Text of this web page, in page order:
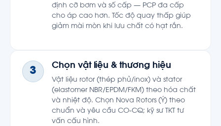
định cỡ bơm và số cấp — PCP đa cấp
cho áp cao hơn. Tốc độ quay thấp giúp
giảm mài mòn khi lưu chất có hạt rắn.
3 Chọn vật liệu & thương hiệu
Vật liệu rotor (thép phủ/inox) và stator
(elastomer NBR/EPDM/FKM) theo hóa chất
và nhiệt độ. Chọn Nova Rotors (Ý) theo
chuẩn và yêu cầu CO-CQ; kỹ sư TKT tư
vấn cấu hình.